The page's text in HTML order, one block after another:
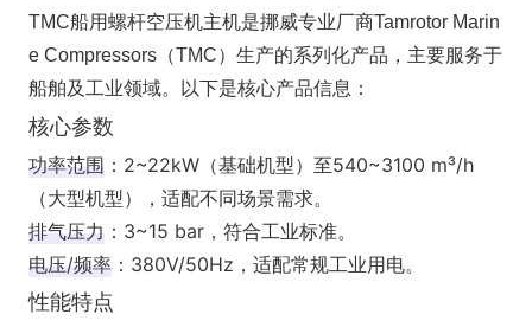
TMC船用螺杆空压机主机是挪威专业厂商Tamrotor Marin
e Compressors（TMC）生产的系列化产品，主要服务于
船舶及工业领域。以下是核心产品信息：
核心参数
功率范围 ‌：2~22kW（基础机型）至540~3100 m³/h
（大型机型），适配不同场景需求。 ‌
排气压力 ‌：3~15 bar，符合工业标准。 ‌
电压/频率 ‌：380V/50Hz，适配常规工业用电。 ‌
性能特点